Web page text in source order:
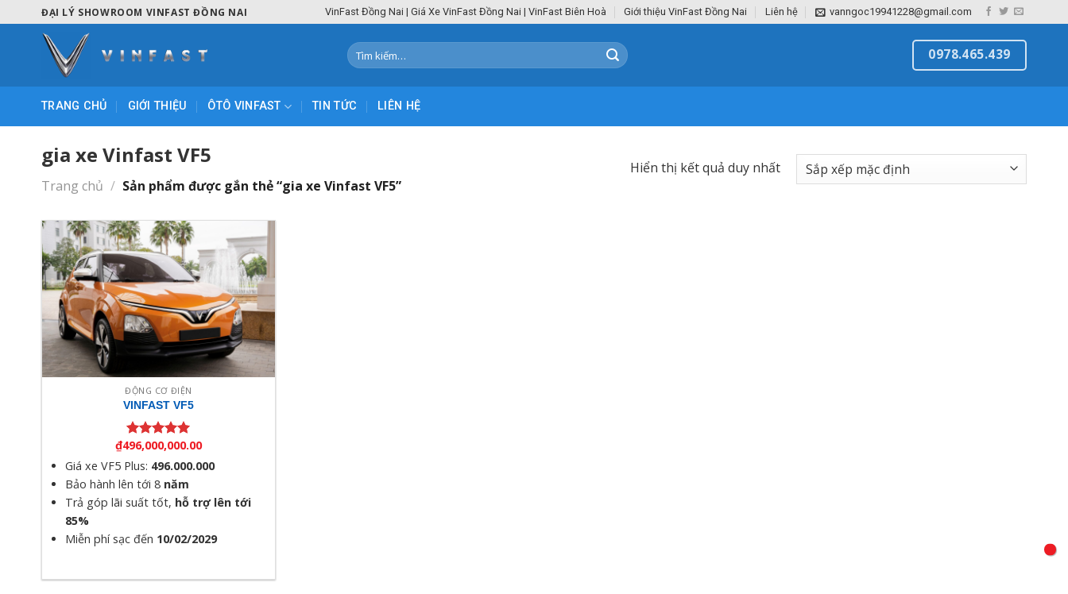
to
ĐẠI LÝ SHOWROOM VINFAST ĐỒNG NAI VinFast Đồng Nai | Giá Xe VinFast Đồng Nai | VinFast Biên Hoà Giới thiệu VinFast Đồng Nai Liên hệ vanngoc19941228@gmail.com
Tìm
kiếm:
0978.465.439
TRANG CHỦ GIỚI THIỆU ÔTÔ VINFAST TIN TỨC LIÊN HỆ
gia xe Vinfast VF5
Trang chủ / Sản phẩm được gắn thẻ “gia xe Vinfast VF5”
Hiển thị kết quả duy nhất
ĐỘNG CƠ ĐIỆN
VINFAST VF5
Được xếp
hạng
5 sao
₫496,000,000.00
Giá xe VF5 Plus: 496.000.000
Bảo hành lên tới 8năm
Trả góp lãi suất tốt, hỗ trợ lên tới
85%
Miễn phí sạc đến 10/02/2029